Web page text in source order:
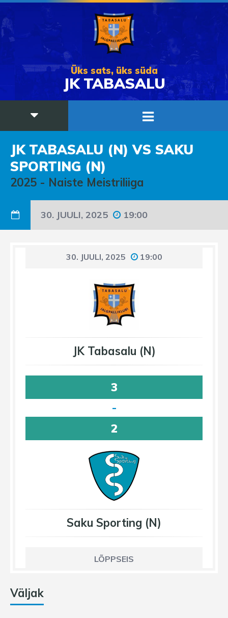
Üks sats, üks süda
JK TABASALU
JK TABASALU (N) VS SAKU
SPORTING (N)
2025 - Naiste Meistriliiga
30. JUULI, 2025 19:00
30. JUULI, 2025 19:00
JK Tabasalu (N)
3
-
2
Saku Sporting (N)
LÕPPSEIS
Väljak